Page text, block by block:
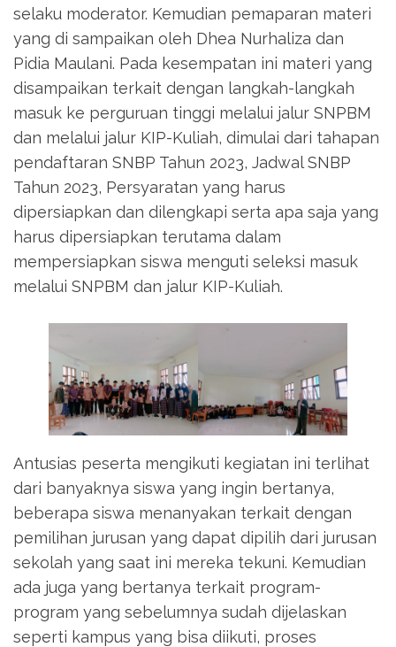
selaku moderator. Kemudian pemaparan materi
yang di sampaikan oleh Dhea Nurhaliza dan
Pidia Maulani. Pada kesempatan ini materi yang
disampaikan terkait dengan langkah-langkah
masuk ke perguruan tinggi melalui jalur SNPBM
dan melalui jalur KIP-Kuliah, dimulai dari tahapan
pendaftaran SNBP Tahun 2023, Jadwal SNBP
Tahun 2023, Persyaratan yang harus
dipersiapkan dan dilengkapi serta apa saja yang
harus dipersiapkan terutama dalam
mempersiapkan siswa menguti seleksi masuk
melalui SNPBM dan jalur KIP-Kuliah.
Antusias peserta mengikuti kegiatan ini terlihat
dari banyaknya siswa yang ingin bertanya,
beberapa siswa menanyakan terkait dengan
pemilihan jurusan yang dapat dipilih dari jurusan
sekolah yang saat ini mereka tekuni. Kemudian
ada juga yang bertanya terkait program-
program yang sebelumnya sudah dijelaskan
seperti kampus yang bisa diikuti, proses